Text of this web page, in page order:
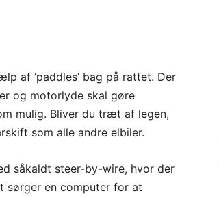
af ‘paddles’ bag på rattet. Der
og motorlyde skal gøre
mulig. Bliver du træt af legen,
som alle andre elbiler.
såkaldt steer-by-wire, hvor der
sørger en computer for at